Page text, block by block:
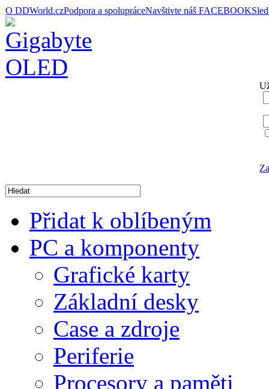
O DDWorld.czPodpora a spolupráceNavštivte náš FACEBOOK
Přidat k oblíbeným
PC a komponenty
Grafické karty
Základní desky
Case a zdroje
Periferie
Procesory a paměti